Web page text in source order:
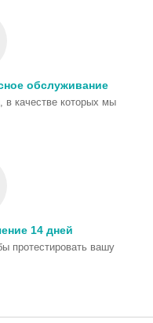
обслуживание
в качестве которых мы
14 дней
протестировать вашу